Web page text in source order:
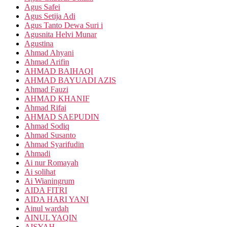
Agus Safei
Agus Setija Adi
Agus Tanto Dewa Suri i
Agusnita Helvi Munar
Agustina
Ahmad Ahyani
Ahmad Arifin
AHMAD BAIHAQI
AHMAD BAYUADI AZIS
Ahmad Fauzi
AHMAD KHANIF
Ahmad Rifai
AHMAD SAEPUDIN
Ahmad Sodiq
Ahmad Susanto
Ahmad Syarifudin
Ahmadi
Ai nur Romayah
Ai solihat
Ai Wianingrum
AIDA FITRI
AIDA HARI YANI
Ainul wardah
AINUL YAQIN